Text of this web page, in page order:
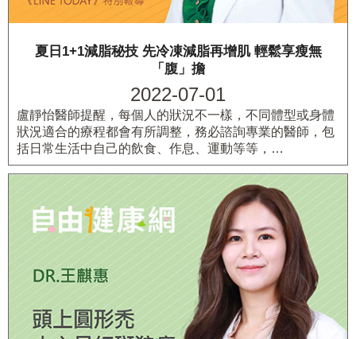
夏日1+1減脂秘技 先冷凍減脂再增肌 輕鬆享瘦無
「腹」擔
2022-07-01
盧靜怡醫師提醒，每個人的狀況不一樣，不同體型或身體
狀況適合的療程都會有所調整，務必諮詢專業的醫師，包
括日常生活中自己的飲食、作息、運動等等，…